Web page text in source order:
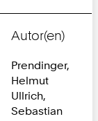
Autor(en)
Prendinger,
Helmut
Ullrich,
Sebastian